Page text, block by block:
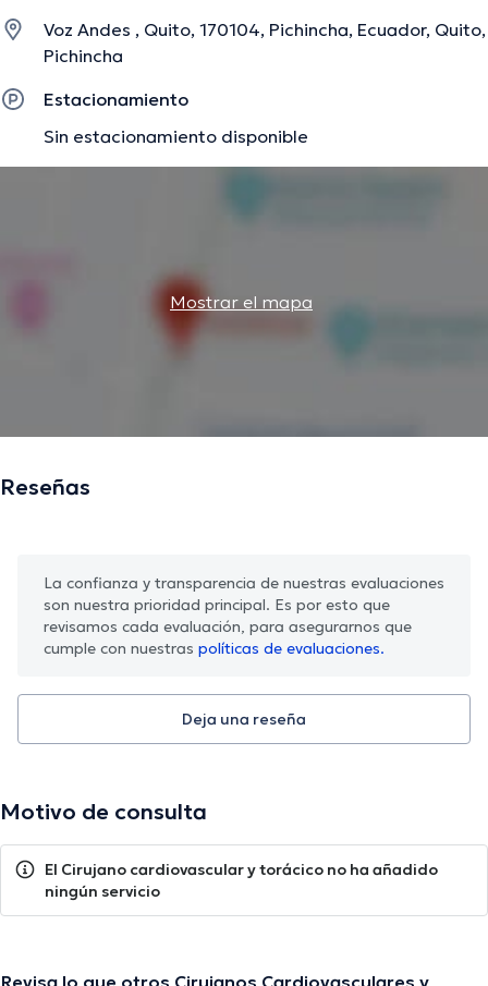
temática de especialización y ha publicado diversas
publicaciones.
La descripción fue editada por el equipo de doctoranytime, con base en
Voz Andes , Quito, 170104, Pichincha, Ecuador, Quito,
Pichincha
Estacionamiento
Sin estacionamiento disponible
Mostrar el mapa
Reseñas
La confianza y transparencia de nuestras evaluaciones
son nuestra prioridad principal. Es por esto que
revisamos cada evaluación, para asegurarnos que
cumple con nuestras políticas de evaluaciones.
Deja una reseña
Motivo de consulta
El Cirujano cardiovascular y torácico no ha añadido
ningún servicio